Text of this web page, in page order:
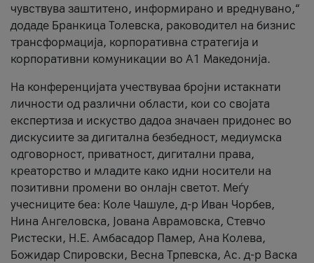
чувствува заштитено, информирано и вреднувано,“
додаде Бранкица Толевска, раководител на бизнис
трансформација, корпоративна стратегија и
корпоративни комуникации во А1 Македонија.
На конференцијата учествуваа бројни истакнати
личности од различни области, кои со својата
експертиза и искуство дадоа значаен придонес во
дискусиите за дигитална безбедност, медиумска
одговорност, приватност, дигитални права,
креаторство и младите како идни носители на
позитивни промени во онлајн светот. Меѓу
учесниците беа: Коле Чашуле, д-р Иван Чорбев,
Нина Ангеловска, Јована Аврамовска, Стевчо
Ристески, Н.Е. Амбасадор Памер, Ана Колева,
Божидар Спировски, Весна Трпевска, Ас. д-р Васка